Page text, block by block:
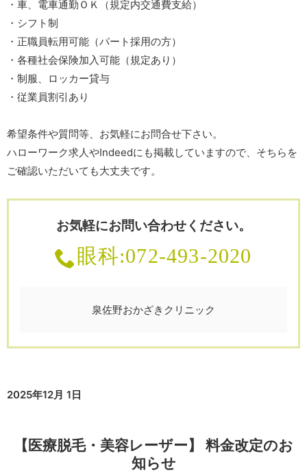
・車、電車通勤ＯＫ（規定内交通費支給）
・シフト制
・正職員転用可能（パート採用の方）
・各種社会保険加入可能（規定あり）
・制服、ロッカー貸与
・従業員割引あり
希望条件や質問等、お気軽にお問合せ下さい。
ハローワーク求人やIndeedにも掲載していますので、そちらを
ご確認いただいても大丈夫です。
お気軽にお問い合わせください。
眼科:072-493-2020
泉佐野おかざきクリニック
2025年12月 1日
【医療脱毛・美容レーザー】 料金改定のお
知らせ